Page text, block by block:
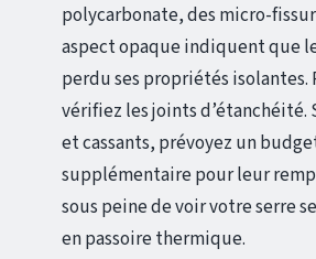
polycarbonate, des micro-
aspect opaque indiquent que
perdu ses propriétés isolantes.
vérifiez les joints d’étanchéité.
et cassants, prévoyez un
supplémentaire pour leur
sous peine de voir votre serre
en passoire thermique.